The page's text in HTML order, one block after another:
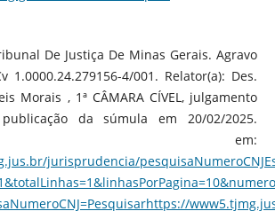
De Justiça De Minas Gerais. Agravo
1.0000.24.279156-4/001. Relator(a): Des.
Morais , 1ª CÂMARA CÍVEL, julgamento
da súmula em 20/02/2025.
em:
jurisprudencia/